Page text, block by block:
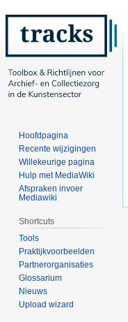
Hoofdpagina
Recente wijzigingen
Willekeurige pagina
Hulp met MediaWiki
Afspraken invoer
Mediawiki
Shortcuts
Tools
Praktijkvoorbeelden
Partnerorganisaties
Glossarium
Nieuws
Upload wizard